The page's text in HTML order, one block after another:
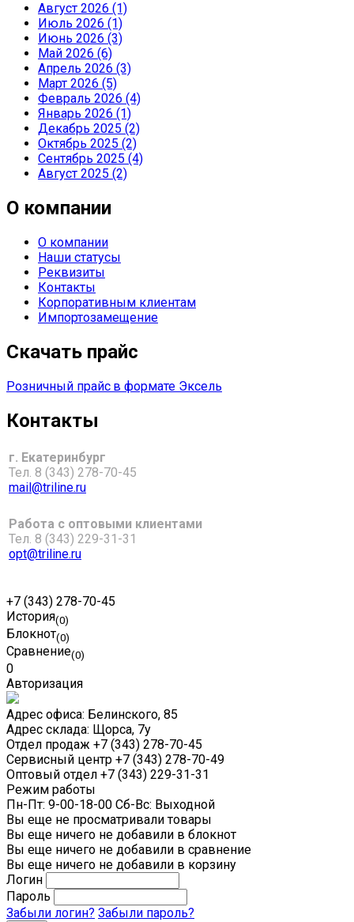
Август 2026 (1)
Июль 2026 (1)
Июнь 2026 (3)
Май 2026 (6)
Апрель 2026 (3)
Март 2026 (5)
Февраль 2026 (4)
Январь 2026 (1)
Декабрь 2025 (2)
Октябрь 2025 (2)
Сентябрь 2025 (4)
Август 2025 (2)
О компании
О компании
Наши статусы
Реквизиты
Контакты
Корпоративным клиентам
Импортозамещение
Скачать прайс
Розничный прайс в формате Эксель
Контакты
г. Екатеринбург
Тел. 8 (343) 278-70-45
mail@triline.ru
Работа с оптовыми клиентами
Тел. 8 (343) 229-31-31
opt@triline.ru
+7 (343) 278-70-45
История(0)
Блокнот(0)
Сравнение(0)
0
Авторизация
Адрес офиса: Белинского, 85
Адрес склада: Щорса, 7у
Отдел продаж +7 (343) 278-70-45
Сервисный центр +7 (343) 278-70-49
Оптовый отдел +7 (343) 229-31-31
Режим работы
Пн-Пт: 9-00-18-00 Сб-Вс: Выходной
Вы еще не просматривали товары
Вы еще ничего не добавили в блокнот
Вы еще ничего не добавили в сравнение
Вы еще ничего не добавили в корзину
Логин
Пароль
Забыли логин? Забыли пароль?